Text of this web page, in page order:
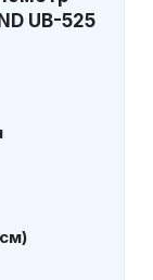
UB-525